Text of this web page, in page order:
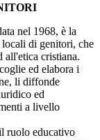
nel 1968, è la
locali di genitori, che
all'etica cristiana.
ed elabora i
li diffonde
ed
a livello
ruolo educativo